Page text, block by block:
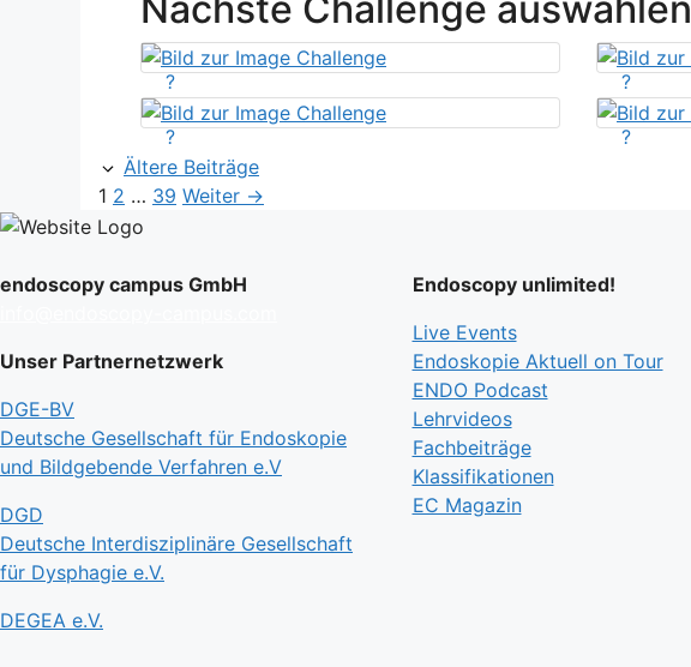
? ?
? ?
Ältere Beiträge
Seite
1 Seite
2 … Seite
39 Weiter →
endoscopy campus GmbH
Unser Partnernetzwerk
DGE-BV
Deutsche Gesellschaft für Endoskopie
und Bildgebende Verfahren e.V
DGD
Deutsche Interdisziplinäre Gesellschaft
für Dysphagie e.V.
DEGEA e.V.
Endoscopy unlimited!
Live Events
Endoskopie Aktuell on Tour
ENDO Podcast
Lehrvideos
Fachbeiträge
Klassifikationen
EC Magazin